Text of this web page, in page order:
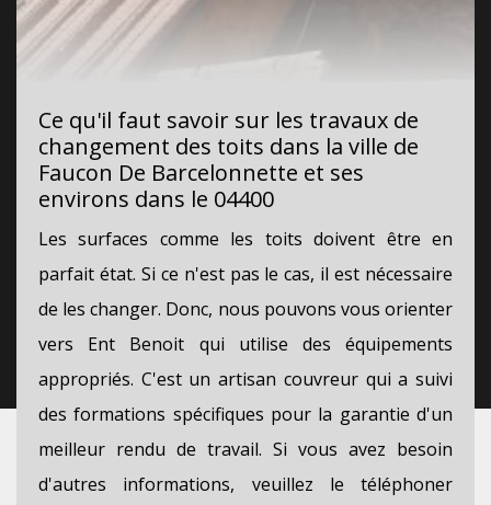
Ce qu'il faut savoir sur les travaux de
changement des toits dans la ville de
Faucon De Barcelonnette et ses
environs dans le 04400
Les surfaces comme les toits doivent être en
parfait état. Si ce n'est pas le cas, il est nécessaire
de les changer. Donc, nous pouvons vous orienter
vers Ent Benoit qui utilise des équipements
appropriés. C'est un artisan couvreur qui a suivi
des formations spécifiques pour la garantie d'un
meilleur rendu de travail. Si vous avez besoin
d'autres informations, veuillez le téléphoner